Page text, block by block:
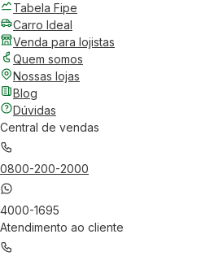
Tabela Fipe
Carro Ideal
Venda para lojistas
Quem somos
Nossas lojas
Blog
Dúvidas
Central de vendas
0800-200-2000
4000-1695
Atendimento ao cliente